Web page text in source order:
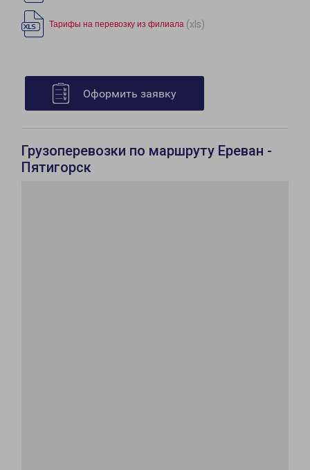
Тарифы на перевозку из филиала (xls)
Оформить заявку
Грузоперевозки по маршруту Ереван -
Пятигорск